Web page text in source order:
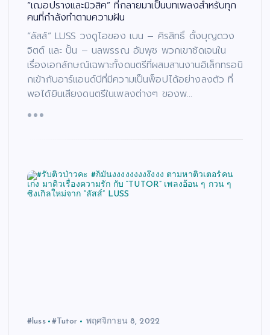
“เฌอปรางและมิวสิค” ที่กลายมาเป็นบทเพลงสำหรับทุก
คนที่กำลังทำตามความฝัน
“ลัสส์” LUSS วงดูโอของ เบน – ศิรสิทธิ์ ตั้งบุญดวง
จิตต์ และ ปั้น – นลพรรณ อัมพุช พวกเขาชัดเจนใน
เรื่องเอกลักษณ์เฉพาะทั้งดนตรีที่ผสมสานงานอิเล็กทรอนิ
กเข้ากับอาร์แอนด์บีที่มีความเป็นพ็อปได้อย่างลงตัว ที่
พอได้ยินเสียงดนตรีในเพลงต่างๆ ของพ…
#luss #Tutor พฤศจิกายน 8, 2022